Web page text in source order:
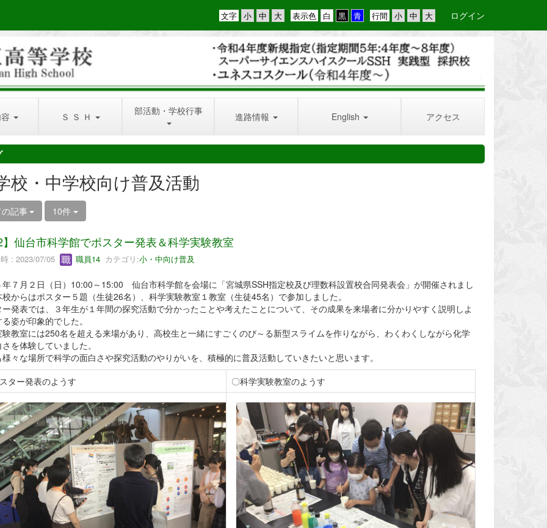
行間
表示色
文字 ログイン
Ｓ Ｓ Ｈ 部活動・学校行事 進路情報 English アクセス
校・中学校向け普及活動
記事 10件
仙台市科学館でポスター発表＆科学実験教室
: 2023/07/05 職員14カテゴリ:小・中向け普及
７月２日（日）10:00～15:00 仙台市科学館を会場に「宮城県SSH指定校及び理数科設置校合同発表会」が開催されまし
からはポスター５題（生徒26名）、科学実験教室１教室（生徒45名）で参加しました。
発表では、３年生が１年間の探究活動で分かったことや考えたことについて、その成果を来場者に分かりやすく説明しよ
姿が印象的でした。
教室には250名を超える来場があり、高校生と一緒にすごくのび～る新型スライムを作りながら、わくわくしながら化学
を体験していました。
々な場所で科学の面白さや探究活動のやりがいを、積極的に普及活動していきたいと思います。
ター発表のようす
〇科学実験教室のようす